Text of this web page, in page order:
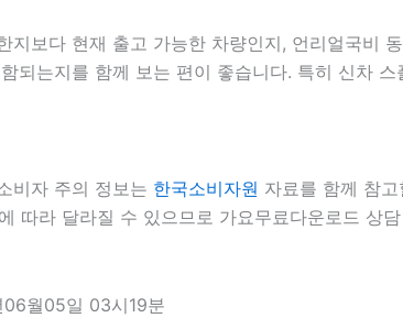
지보다 현재 출고 가능한 차량인지, 언리얼국비
되는지를 함께 보는 편이 좋습니다. 특히 신차
비자 주의 정보는 한국소비자원 자료를 함께 참
따라 달라질 수 있으므로 가요무료다운로드
월05일 03시19분